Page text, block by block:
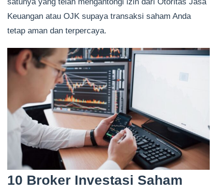
Keuangan atau OJK supaya transaksi saham Anda
tetap aman dan terpercaya.
10 Broker Investasi Saham